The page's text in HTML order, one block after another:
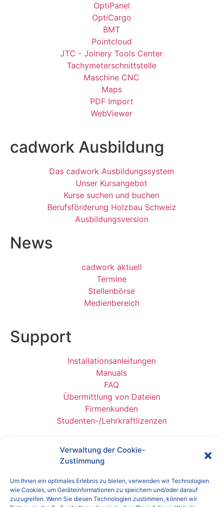
Verwaltung der Cookie-
Zustimmung
Um Ihnen ein optimales Erlebnis zu bieten, verwenden wir Technologien
wie Cookies, um Geräteinformationen zu speichern und/oder darauf
zuzugreifen. Wenn Sie diesen Technologien zustimmen, können wir
OptiPanel
OptiCargo
BMT
Pointcloud
JTC - Joinery Tools Center
Tachymeterschnittstelle
Maschine CNC
Maps
PDF Import
WebViewer
cadwork Ausbildung
Das cadwork Ausbildungssystem
Unser Kursangebot
Kurse suchen und buchen
Berufsförderung Holzbau Schweiz
Ausbildungsversion
News
cadwork aktuell
Termine
Stellenbörse
Medienbereich
Support
Installationsanleitungen
Manuals
FAQ
Übermittlung von Dateien
Firmenkunden
Studenten-/Lehrkraftlizenzen
cadwork herunterladen